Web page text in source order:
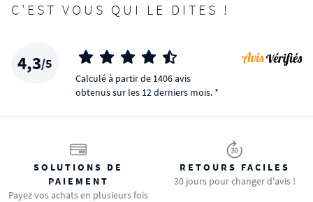
C'EST VOUS QUI LE DITES !
4,3/5
Calculé à partir de 1406 avis
obtenus sur les 12 derniers mois. *
SOLUTIONS DE
PAIEMENT
Payez vos achats en plusieurs fois
RETOURS FACILES
30 jours pour changer d'avis !